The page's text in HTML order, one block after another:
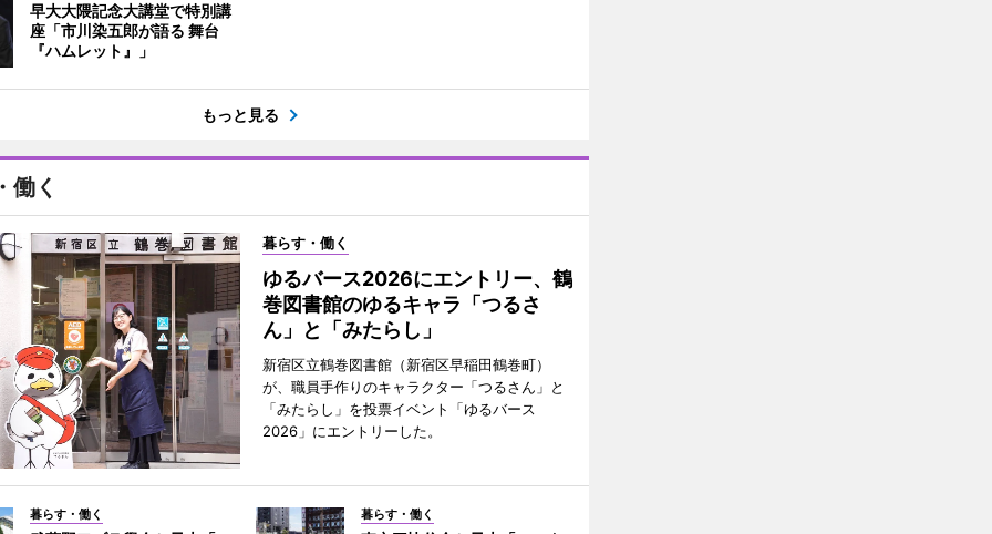
早大大隈記念大講堂で特別講
座「市川染五郎が語る 舞台
『ハムレット』」
もっと見る
働く
暮らす・働く
ゆるバース2026にエントリー、鶴
巻図書館のゆるキャラ「つるさ
ん」と「みたらし」
新宿区立鶴巻図書館（新宿区早稲田鶴巻町）
が、職員手作りのキャラクター「つるさん」と
「みたらし」を投票イベント「ゆるバース
2026」にエントリーした。
暮らす・働く 暮らす・働く